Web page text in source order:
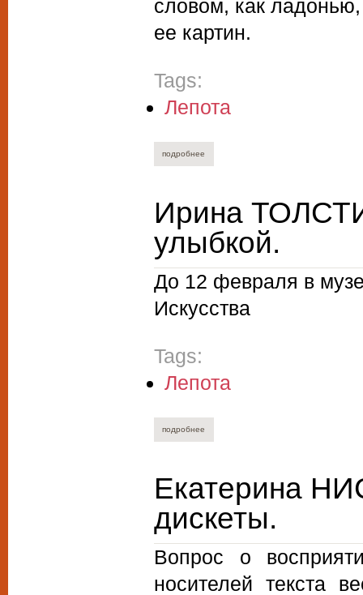
словом, как
ее картин.
Tags:
Лепота
подробнее
Ирина
улыбкой.
До 12 февраля в
Искусства
Tags:
Лепота
подробнее
Екатерина
дискеты.
Вопрос о
носителей текста